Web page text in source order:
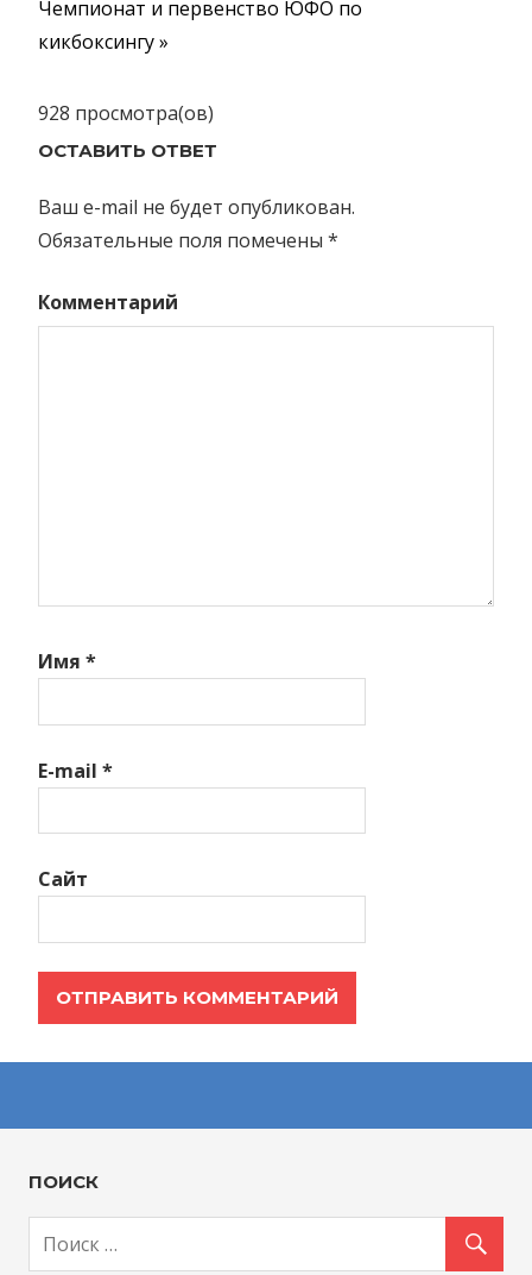
по
записям
запись:
Следующая
запись:
Чемпионат и первенство ЮФО по
кикбоксингу
928 просмотра(ов)
ОСТАВИТЬ ОТВЕТ
Ваш e-mail не будет опубликован.
Обязательные поля помечены *
Комментарий
Имя *
E-mail *
Сайт
ПОИСК